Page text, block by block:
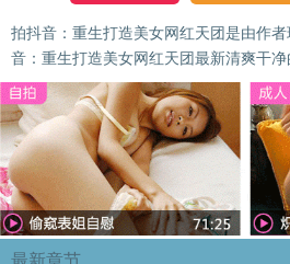
拍抖音：重生打造美女网红天团是由作
音：重生打造美女网红天团最新清爽干净
最新章节